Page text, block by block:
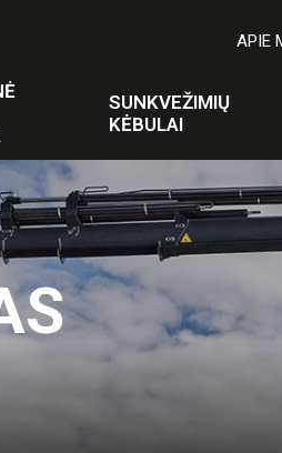
APIE
SUNKVEŽIMIŲ
KĖBULAI